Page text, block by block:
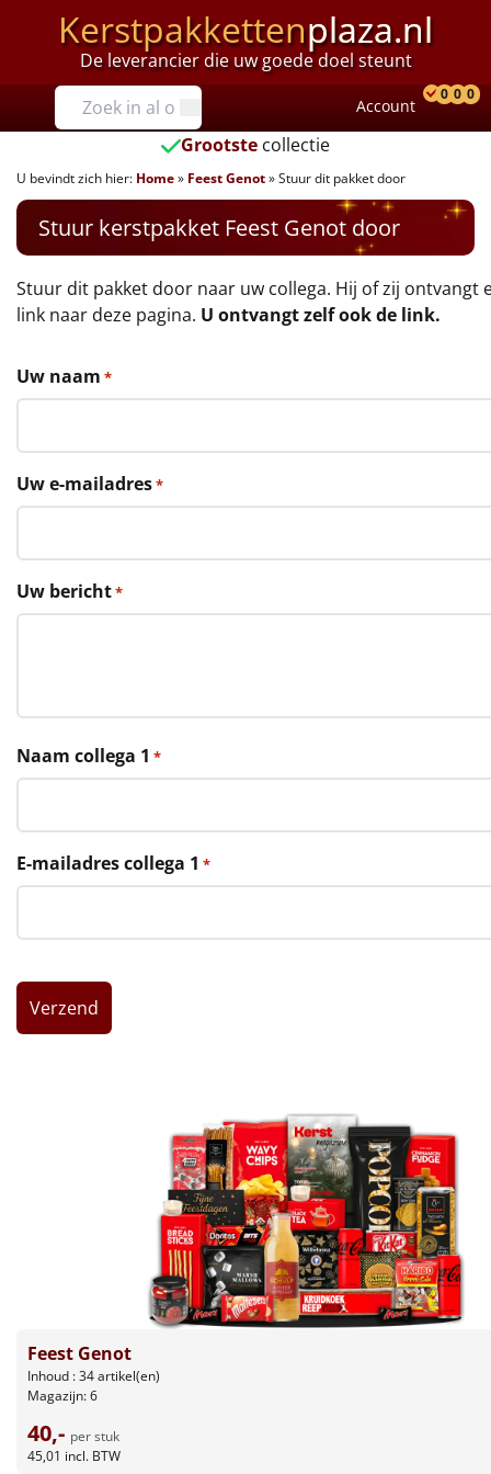
Kerstpakkettenplaza.nl
De leverancier die uw goede doel steunt
Prijzen
Tot €25
€25 tot €35
€35 tot €40
€40 tot €45
€50 tot €55
€55 tot €75
€75 tot €100
€100 en hoger
Alle kerstpakketten 2026
Rituals
Mannen
Leuke
Tas
Wake up light
Account
0 0 0
Grootste collectie
U bevindt zich hier: Home» Feest Genot»Stuur dit pakket door
Stuur kerstpakket Feest Genot door
Stuur dit pakket door naar uw collega. Hij of zij ontvangt
link naar deze pagina. U ontvangt zelf ook de link.
Uw naam *
Uw e-mailadres*
Uw bericht*
Naam collega 1 *
E-mailadres collega 1 *
Feest Genot
Inhoud : 34 artikel(en)
Magazijn: 6
40,- per stuk
45,01 incl. BTW